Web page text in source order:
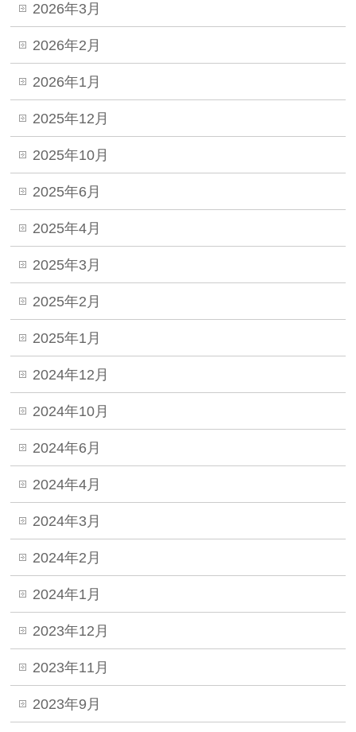
2026年3月
2026年2月
2026年1月
2025年12月
2025年10月
2025年6月
2025年4月
2025年3月
2025年2月
2025年1月
2024年12月
2024年10月
2024年6月
2024年4月
2024年3月
2024年2月
2024年1月
2023年12月
2023年11月
2023年9月